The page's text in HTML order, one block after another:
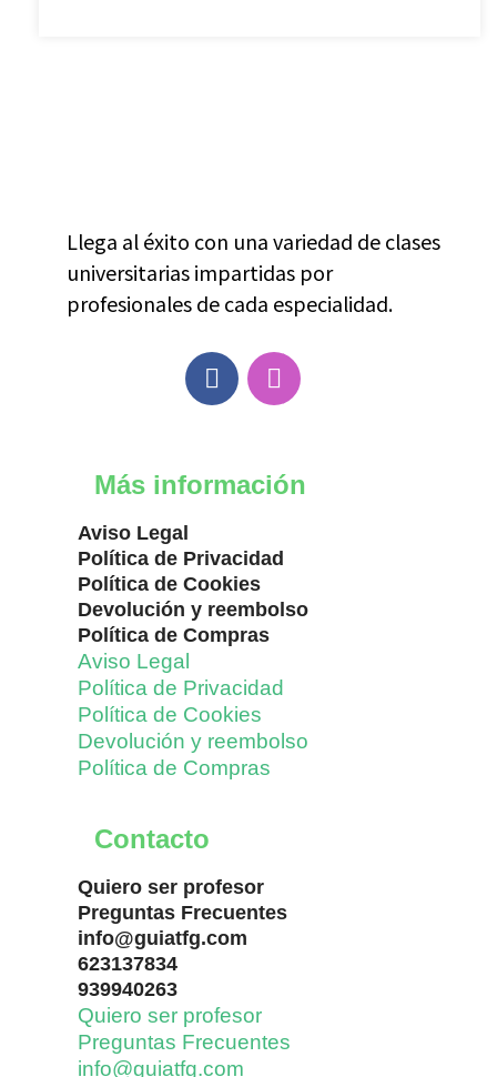
Llega al éxito con una variedad de clases
universitarias impartidas por
profesionales de cada especialidad.
Más información
Aviso Legal
Política de Privacidad
Política de Cookies
Devolución y reembolso
Política de Compras
Aviso Legal
Política de Privacidad
Política de Cookies
Devolución y reembolso
Política de Compras
Contacto
Quiero ser profesor
Preguntas Frecuentes
info@guiatfg.com
623137834
939940263
Quiero ser profesor
Preguntas Frecuentes
info@guiatfg.com